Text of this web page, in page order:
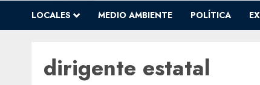
LOCALES MEDIO AMBIENTE POLÍTICA
dirigente estatal